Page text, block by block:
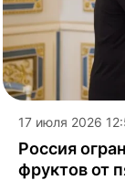
17 июля 2026
Россия
фруктов от